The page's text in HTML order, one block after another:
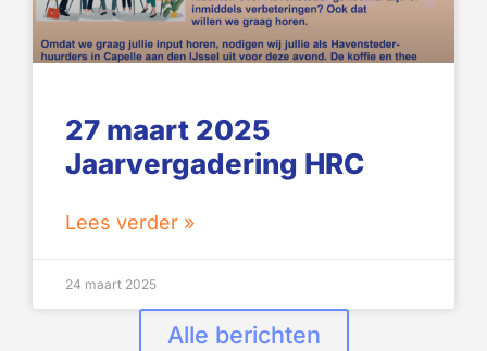
27 maart 2025
Jaarvergadering HRC
Lees verder »
24 maart 2025
Alle berichten